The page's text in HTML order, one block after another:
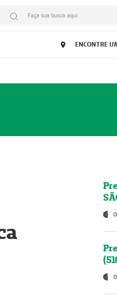
Faça sua busca aqui
ENCONTRE